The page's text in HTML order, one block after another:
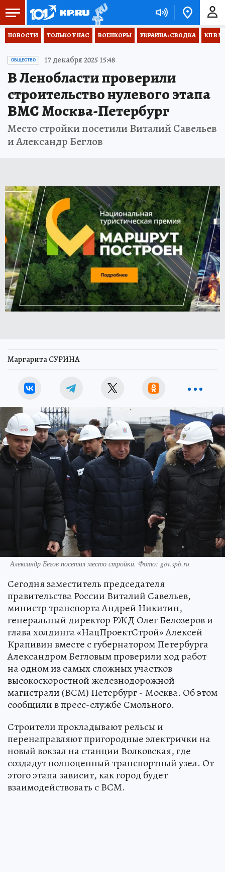
НОВОСТИ ТОЛЬКО У НАС ВОЕНКОРЫ УКРАИНА: СВОДКА КП В
ОБЩЕСТВО 17 декабря 2025 15:48
В Ленобласти проверили
строительство нулевого этапа
ВМС Москва-Петербург
Место стройки посетили Виталий Савельев
и Александр Беглов
Маргарита СУРИНА
Александр Бегов посетил место стройки. Фото: gov.spb.ru
Сегодня заместитель председателя
правительства России Виталий Савельев,
министр транспорта Андрей Никитин,
генеральный директор РЖД Олег Белозеров и
глава холдинга «НацПроектСтрой» Алексей
Крапивин вместе с губернатором Петербурга
Александром Бегловым проверили ход работ
на одном из самых сложных участков
высокоскоростной железнодорожной
магистрали (ВСМ) Петербург - Москва. Об этом
сообщили в пресс-службе Смольного.
Строители прокладывают рельсы и
перенаправляют пригородные электрички на
новый вокзал на станции Волковская, где
создадут полноценный транспортный узел. От
этого этапа зависит, как город будет
взаимодействовать с ВСМ.